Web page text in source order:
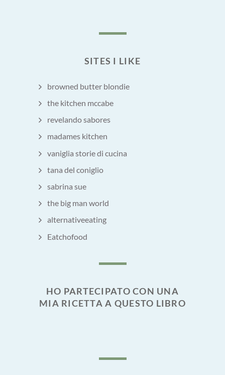
SITES I LIKE
browned butter blondie
the kitchen mccabe
revelando sabores
madames kitchen
vaniglia storie di cucina
tana del coniglio
sabrina sue
the big man world
alternativeeating
Eatchofood
HO PARTECIPATO CON UNA
MIA RICETTA A QUESTO LIBRO